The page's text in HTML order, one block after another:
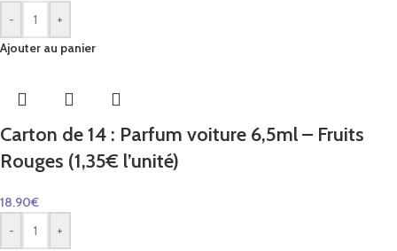
-
+
Ajouter au panier
Carton de 14 : Parfum voiture 6,5ml – Fruits
Rouges (1,35€ l’unité)
18.90€
-
+